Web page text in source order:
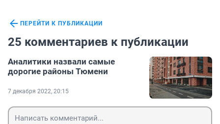
ПЕРЕЙТИ К ПУБЛИКАЦИИ
25 комментариев к публикации
Аналитики назвали самые
дорогие районы Тюмени
7 декабря 2022, 20:15